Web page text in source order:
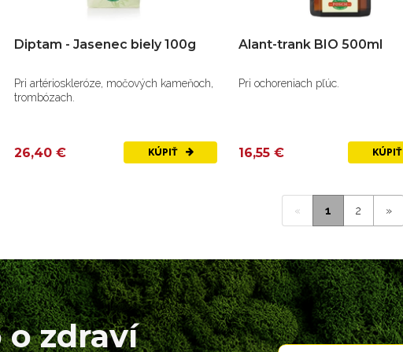
Diptam - Jasenec biely 100g
Pri artérioskleróze, močových kameňoch,
trombózach.
26,40 € KÚPIŤ
Alant-trank BIO 500ml
Pri ochoreniach pľúc.
16,55 € KÚPIŤ
« 1 2 »
zdraví